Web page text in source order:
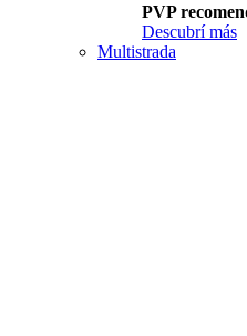
PVP
Descubrí más
Multistrada